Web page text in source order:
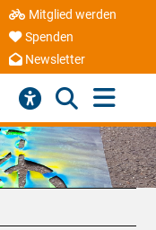
Mitglied werden
Spenden
Newsletter